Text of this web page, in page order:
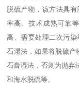
脱硫产物，该方法具
率高、技术成熟可靠
高、需要处理二次污
石湿法，如果将脱硫
石膏湿法，否则为抛
和海水脱硫等。